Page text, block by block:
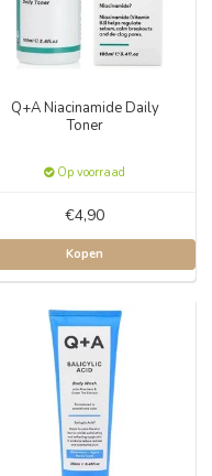
Q+A Niacinamide Daily
Toner
Op voorraad
€4,90
Kopen